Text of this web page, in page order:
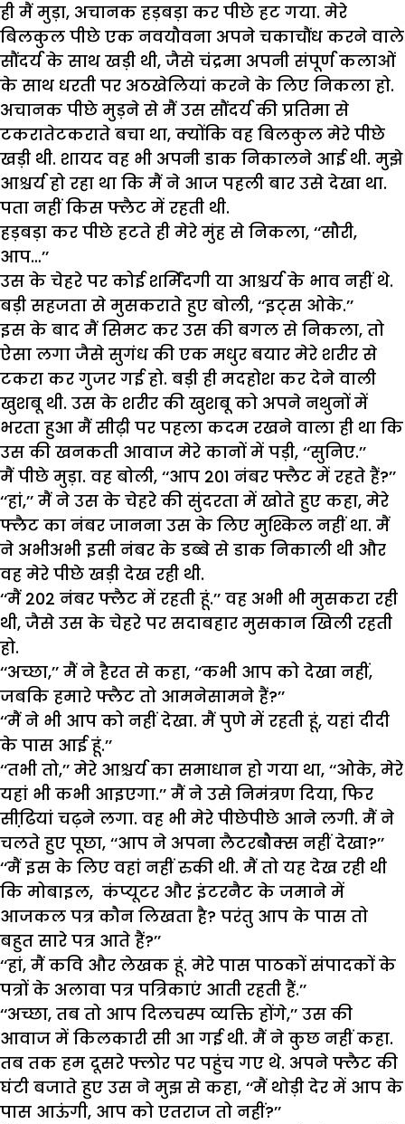
ही मैं मुड़ा, अचानक हड़बड़ा कर पीछे हट गया. मेरे
बिलकुल पीछे एक नवयौवना अपने चकाचौंध करने वाले
सौंदर्य के साथ खड़ी थी, जैसे चंद्रमा अपनी संपूर्ण कलाओं
के साथ धरती पर अठखेलियां करने के लिए निकला हो.
अचानक पीछे मुड़ने से मैं उस सौंदर्य की प्रतिमा से
टकरातेटकराते बचा था, क्योंकि वह बिलकुल मेरे पीछे
खड़ी थी. शायद वह भी अपनी डाक निकालने आई थी. मुझे
आश्चर्य हो रहा था कि मैं ने आज पहली बार उसे देखा था.
पता नहीं किस फ्लैट में रहती थी.
हड़बड़ा कर पीछे हटते ही मेरे मुंह से निकला, ‘‘सौरी,
आप…’’
उस के चेहरे पर कोई शर्मिंदगी या आश्चर्य के भाव नहीं थे.
बड़ी सहजता से मुसकराते हुए बोली, ‘‘इट्स ओके.’’
इस के बाद मैं सिमट कर उस की बगल से निकला, तो
ऐसा लगा जैसे सुगंध की एक मधुर बयार मेरे शरीर से
टकरा कर गुजर गई हो. बड़ी ही मदहोश कर देने वाली
खुशबू थी. उस के शरीर की खुशबू को अपने नथुनों में
भरता हुआ मैं सीढ़ी पर पहला कदम रखने वाला ही था कि
उस की खनकती आवाज मेरे कानों में पड़ी, ‘‘सुनिए.’’
मैं पीछे मुड़ा. वह बोली, ‘‘आप 201 नंबर फ्लैट में रहते हैं?’’
‘‘हां,’’ मैं ने उस के चेहरे की सुंदरता में खोते हुए कहा, मेरे
फ्लैट का नंबर जानना उस के लिए मुश्किल नहीं था. मैं
ने अभीअभी इसी नंबर के डब्बे से डाक निकाली थी और
वह मेरे पीछे खड़ी देख रही थी.
‘‘मैं 202 नंबर फ्लैट में रहती हूं.’’ वह अभी भी मुसकरा रही
थी, जैसे उस के चेहरे पर सदाबहार मुसकान खिली रहती
हो.
‘‘अच्छा,’’ मैं ने हैरत से कहा, ‘‘कभी आप को देखा नहीं,
जबकि हमारे फ्लैट तो आमनेसामने हैं?’’
‘‘मैं ने भी आप को नहीं देखा. मैं पुणे में रहती हूं, यहां दीदी
के पास आई हूं.’’
‘‘तभी तो,’’ मेरे आश्चर्य का समाधान हो गया था, ‘‘ओके, मेरे
यहां भी कभी आइएगा.’’ मैं ने उसे निमंत्रण दिया, फिर
सीढि़यां चढ़ने लगा. वह भी मेरे पीछेपीछे आने लगी. मैं ने
चलते हुए पूछा, ‘‘आप ने अपना लैटरबौक्स नहीं देखा?’’
‘‘मैं इस के लिए वहां नहीं रुकी थी. मैं तो यह देख रही थी
कि मोबाइल, कंप्यूटर और इंटरनैट के जमाने में
आजकल पत्र कौन लिखता है? परंतु आप के पास तो
बहुत सारे पत्र आते हैं?’’
‘‘हां, मैं कवि और लेखक हूं. मेरे पास पाठकों संपादकों के
पत्रों के अलावा पत्र पत्रिकाएं आती रहती हैं.’’
‘‘अच्छा, तब तो आप दिलचस्प व्यक्ति होंगे,’’ उस की
आवाज में किलकारी सी आ गई थी. मैं ने कुछ नहीं कहा.
तब तक हम दूसरे फ्लोर पर पहुंच गए थे. अपने फ्लैट की
घंटी बजाते हुए उस ने मुझ से कहा, ‘‘मैं थोड़ी देर में आप के
पास आऊंगी, आप को एतराज तो नहीं?’’